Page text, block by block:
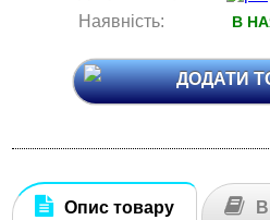
Наявність:
В
ДОДАТИ
Опис товару